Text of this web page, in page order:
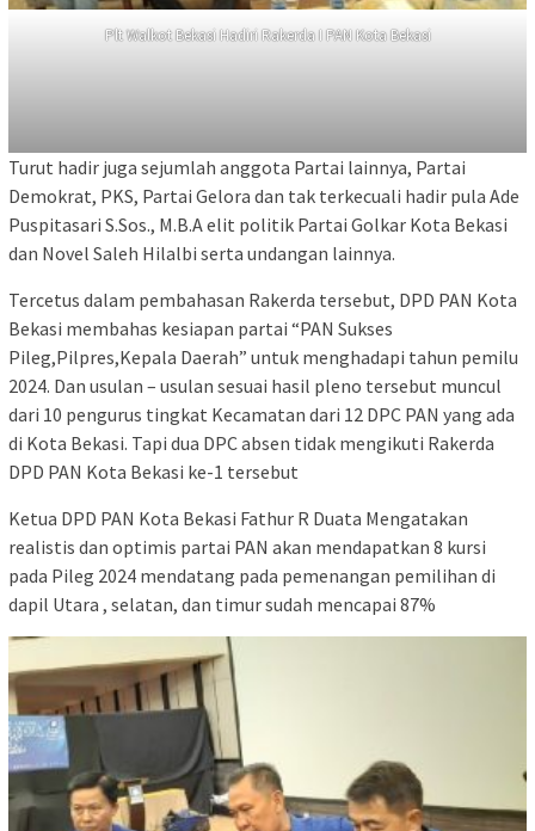
Plt Walkot Bekasi Hadiri Rakerda I PAN Kota Bekasi
Turut hadir juga sejumlah anggota Partai lainnya, Partai
Demokrat, PKS, Partai Gelora dan tak terkecuali hadir pula Ade
Puspitasari S.Sos., M.B.A elit politik Partai Golkar Kota Bekasi
dan Novel Saleh Hilalbi serta undangan lainnya.
Tercetus dalam pembahasan Rakerda tersebut, DPD PAN Kota
Bekasi membahas kesiapan partai “PAN Sukses
Pileg,Pilpres,Kepala Daerah” untuk menghadapi tahun pemilu
2024. Dan usulan – usulan sesuai hasil pleno tersebut muncul
dari 10 pengurus tingkat Kecamatan dari 12 DPC PAN yang ada
di Kota Bekasi. Tapi dua DPC absen tidak mengikuti Rakerda
DPD PAN Kota Bekasi ke-1 tersebut
Ketua DPD PAN Kota Bekasi Fathur R Duata Mengatakan
realistis dan optimis partai PAN akan mendapatkan 8 kursi
pada Pileg 2024 mendatang pada pemenangan pemilihan di
dapil Utara , selatan, dan timur sudah mencapai 87%